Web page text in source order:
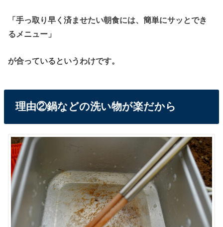
「手っ取り早く済ませたい朝食には、簡単にサッとでき
るメニュー」
が合っているというわけです。
理由②鍋などの洗い物が楽だから